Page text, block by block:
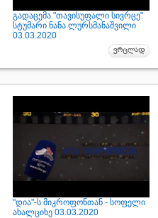
გადაცემა "თავისუფალი სივრცე"
სტუმარი ნანა ლურსმანაშვილი
03.03.2020
"დია"-ს მიკროფონთან - სოფელი
ახალციხე 03.03.2020